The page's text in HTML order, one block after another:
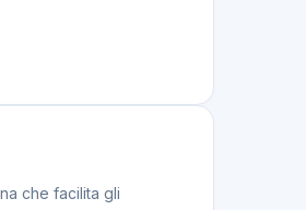
che facilita gli